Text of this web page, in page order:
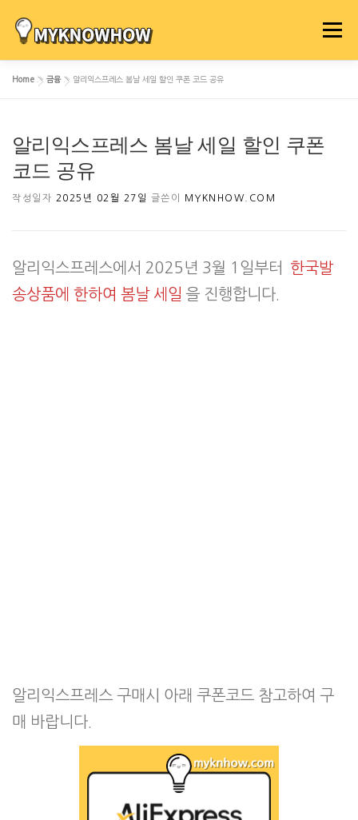
로
메뉴
Home » 금융» 알리익스프레스 봄날 세일 할인 쿠폰 코드 공유
알리익스프레스 봄날 세일 할인 쿠폰
코드 공유
작성일자 2025년 02월 27일 글쓴이 MYKNHOW.COM
알리익스프레스에서 2025년 3월 1일부터
한국발
송상품에 한하여 봄날 세일 을 진행합니다.
알리익스프레스 구매시 아래 쿠폰코드 참고하여 구
매 바랍니다.